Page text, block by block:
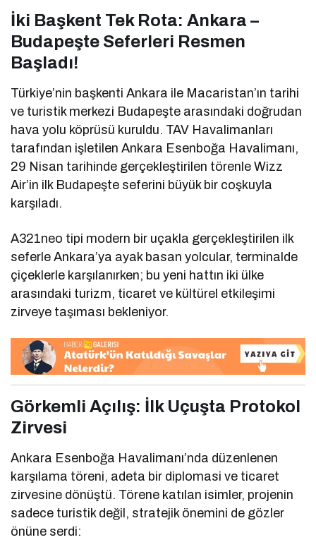
İki Başkent Tek Rota: Ankara –
Budapeşte Seferleri Resmen
Başladı!
Türkiye’nin başkenti Ankara ile Macaristan’ın tarihi
ve turistik merkezi Budapeşte arasındaki doğrudan
hava yolu köprüsü kuruldu. TAV Havalimanları
tarafından işletilen Ankara Esenboğa Havalimanı,
29 Nisan tarihinde gerçekleştirilen törenle Wizz
Air’in ilk Budapeşte seferini büyük bir coşkuyla
karşıladı.
A321neo tipi modern bir uçakla gerçekleştirilen ilk
seferle Ankara’ya ayak basan yolcular, terminalde
çiçeklerle karşılanırken; bu yeni hattın iki ülke
arasındaki turizm, ticaret ve kültürel etkileşimi
zirveye taşıması bekleniyor.
Görkemli Açılış: İlk Uçuşta Protokol
Zirvesi
Ankara Esenboğa Havalimanı’nda düzenlenen
karşılama töreni, adeta bir diplomasi ve ticaret
zirvesine dönüştü. Törene katılan isimler, projenin
sadece turistik değil, stratejik önemini de gözler
önüne serdi: